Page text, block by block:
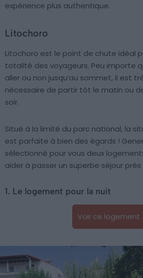
expérience plus authentique.
Litochoro
Litochoro est le point de chute idéal
totalité des voyageurs. Peu importe
aller ou non jusqu’au sommet, il est
nécessaire de partir tôt le matin ou
soir.
Situé à la limité du parc national, la
est parfaite à bien des égards !
sélectionné pour vous deux
aider à passer un superbe séjour
1. Le logement pour la nuit
Voir ce logement